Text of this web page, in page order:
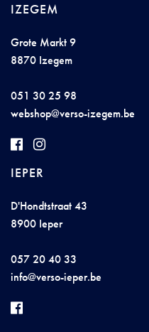
IZEGEM
Grote Markt 9
8870 Izegem
051 30 25 98
webshop@verso-izegem.be
IEPER
D'Hondtstraat 43
8900 Ieper
057 20 40 33
info@verso-ieper.be